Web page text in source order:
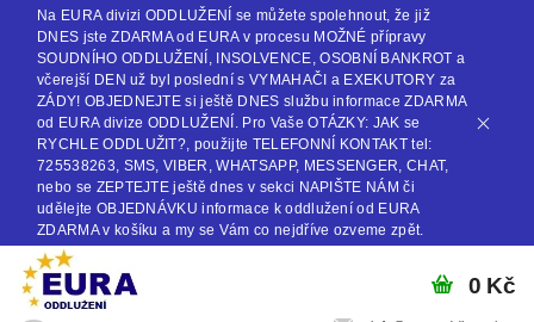
Na EURA divizi ODDLUŽENÍ se můžete spolehnout, že již
DNES jste ZDARMA od EURA v procesu MOŽNÉ přípravy
SOUDNÍHO ODDLUŽENÍ, INSOLVENCE, OSOBNÍ BANKROT a
včerejší DEN už byl poslední s VYMAHAČI a EXEKUTORY za
ZÁDY! OBJEDNEJTE si ještě DNES službu informace ZDARMA
od EURA divize ODDLUŽENÍ. Pro Vaše OTÁZKY: JAK se
RYCHLE ODDLUŽIT?, použijte TELEFONNÍ KONTAKT tel:
725538263, SMS, VIBER, WHATSAPP, MESSENGER, CHAT,
nebo se ZEPTEJTE ještě dnes v sekci NAPIŠTE NÁM či
udělejte OBJEDNÁVKU informace k oddlužení od EURA
ZDARMA v košíku a my se Vám co nejdříve ozveme zpět.
0 Kč